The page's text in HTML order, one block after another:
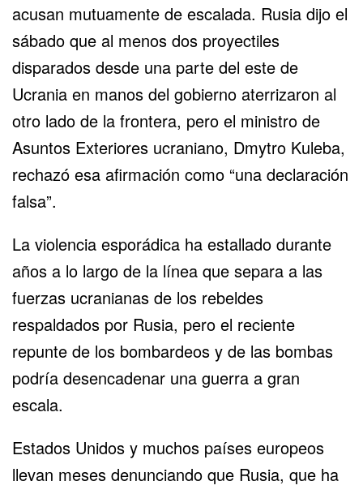
acusan mutuamente de escalada. Rusia dijo el
sábado que al menos dos proyectiles
disparados desde una parte del este de
Ucrania en manos del gobierno aterrizaron al
otro lado de la frontera, pero el ministro de
Asuntos Exteriores ucraniano, Dmytro Kuleba,
rechazó esa afirmación como “una declaración
falsa”.
La violencia esporádica ha estallado durante
años a lo largo de la línea que separa a las
fuerzas ucranianas de los rebeldes
respaldados por Rusia, pero el reciente
repunte de los bombardeos y de las bombas
podría desencadenar una guerra a gran
escala.
Estados Unidos y muchos países europeos
llevan meses denunciando que Rusia, que ha